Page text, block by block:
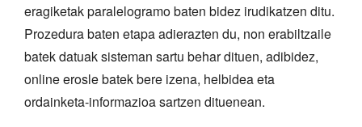
eragiketak paralelogramo baten bidez irudikatzen ditu.
Prozedura baten etapa adierazten du, non erabiltzaile
batek datuak sisteman sartu behar dituen, adibidez,
online erosle batek bere izena, helbidea eta
ordainketa-informazioa sartzen dituenean.